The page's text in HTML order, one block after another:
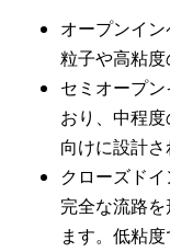
オープンイ
粒子や高粘
セミオープ
おり、中程
向けに設計
クローズド
完全な流路
ます。低粘